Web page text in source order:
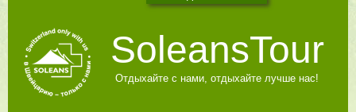
SoleansTour
Отдыхайте с нами, отдыхайте лучше нас!